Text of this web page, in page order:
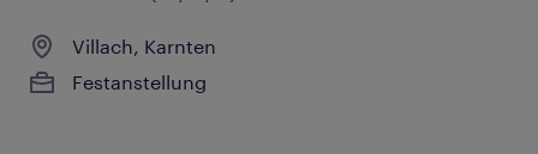
Villach, Karnten
Festanstellung